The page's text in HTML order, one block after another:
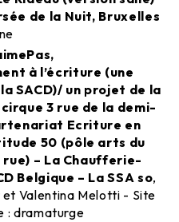
de la Nuit, Bruxelles
à l’écriture (une
SACD)/ un projet de la
3 rue de la demi-
Ecriture en
50 (pôle arts du
– La Chaufferie-
Belgique – La SSA so,
Valentina Melotti - Site
: dramaturge